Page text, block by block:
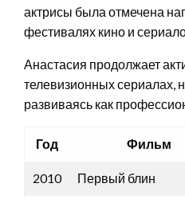
актрисы была отмечена
фестивалях кино и
Анастасия продолжает
телевизионных сериалах,
развиваясь как
Год Фильм
2010 Первый блин